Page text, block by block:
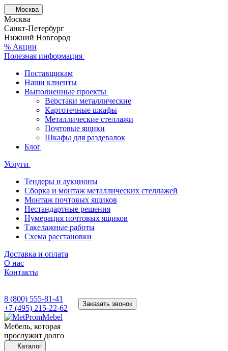
Москва
Москва
Санкт-Петербург
Нижний Новгород
% Акции
Полезная информация
Поставщикам
Наши клиенты
Выполненные проекты
Верстаки металлические
Картотечные шкафы
Металлические стеллажи
Почтовые ящики
Шкафы для раздевалок
Блог
Услуги
Тендеры и аукционы
Сборка и монтаж металлических стеллажей
Монтаж почтовых ящиков
Нестандартные решения
Нумерация почтовых ящиков
Такелажные работы
Схема расстановки
Доставка и оплата
О нас
Контакты
8 (800) 555-81-41
+7 (495) 215-22-62
Заказать звонок
Мебель, которая
прослужит долго
Каталог